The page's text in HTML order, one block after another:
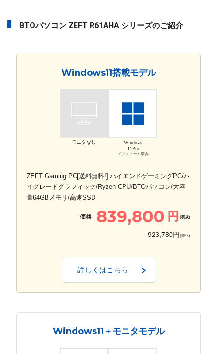
BTOパソコン ZEFT R61AHA シリーズのご紹介
Windows11搭載モデル
モニタなし
Windows
11Pro
インストール済み
ZEFT Gaming PC[送料無料!] ハイエンドゲーミングPC/ハ
イグレードグラフィック/Ryzen CPU/BTOパソコン/大容
量64GBメモリ/高速SSD
価格 839,800 円 (税抜)
923,780円 (税込)
詳しくはこちら
Windows11＋モニタモデル